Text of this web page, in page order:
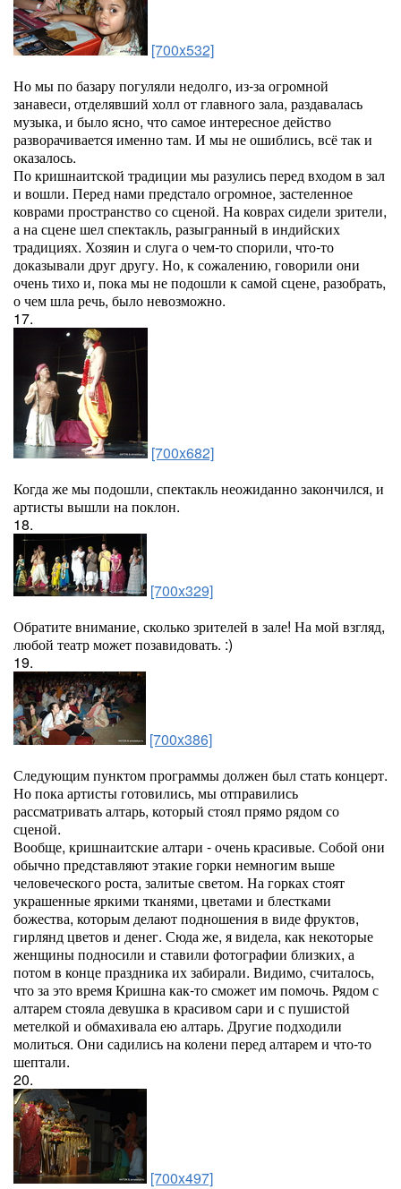
[700x532]
Но мы по базару погуляли недолго, из-за огромной
занавеси, отделявший холл от главного зала, раздавалась
музыка, и было ясно, что самое интересное действо
разворачивается именно там. И мы не ошиблись, всё так и
оказалось.
По кришнаитской традиции мы разулись перед входом в зал
и вошли. Перед нами предстало огромное, застеленное
коврами пространство со сценой. На коврах сидели зрители,
а на сцене шел спектакль, разыгранный в индийских
традициях. Хозяин и слуга о чем-то спорили, что-то
доказывали друг другу. Но, к сожалению, говорили они
очень тихо и, пока мы не подошли к самой сцене, разобрать,
о чем шла речь, было невозможно.
17.
[700x682]
Когда же мы подошли, спектакль неожиданно закончился, и
артисты вышли на поклон.
18.
[700x329]
Обратите внимание, сколько зрителей в зале! На мой взгляд,
любой театр может позавидовать. :)
19.
[700x386]
Следующим пунктом программы должен был стать концерт.
Но пока артисты готовились, мы отправились
рассматривать алтарь, который стоял прямо рядом со
сценой.
Вообще, кришнаитские алтари - очень красивые. Собой они
обычно представляют этакие горки немногим выше
человеческого роста, залитые светом. На горках стоят
украшенные яркими тканями, цветами и блестками
божества, которым делают подношения в виде фруктов,
гирлянд цветов и денег. Сюда же, я видела, как некоторые
женщины подносили и ставили фотографии близких, а
потом в конце праздника их забирали. Видимо, считалось,
что за это время Кришна как-то сможет им помочь. Рядом с
алтарем стояла девушка в красивом сари и с пушистой
метелкой и обмахивала ею алтарь. Другие подходили
молиться. Они садились на колени перед алтарем и что-то
шептали.
20.
[700x497]